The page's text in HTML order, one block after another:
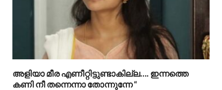
അളിയാ മീര എണീറ്റിട്ടുണ്ടാകില്ല…. ഇന്നത്തെ
കണി നീ തന്നെന്നാ തോന്നുന്നേ “